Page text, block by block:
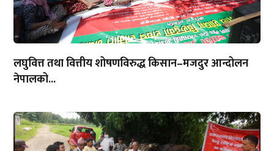
लघुवित्त तथा वित्तीय शोषणविरुद्ध किसान–मजदुर आन्दोलन
नेपालको...